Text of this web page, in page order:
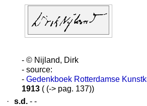
- © Nijland, Dirk
- source:
- Gedenkboek Rotterdamse
1913 ( (-> pag. 137))
·
s.d. - -